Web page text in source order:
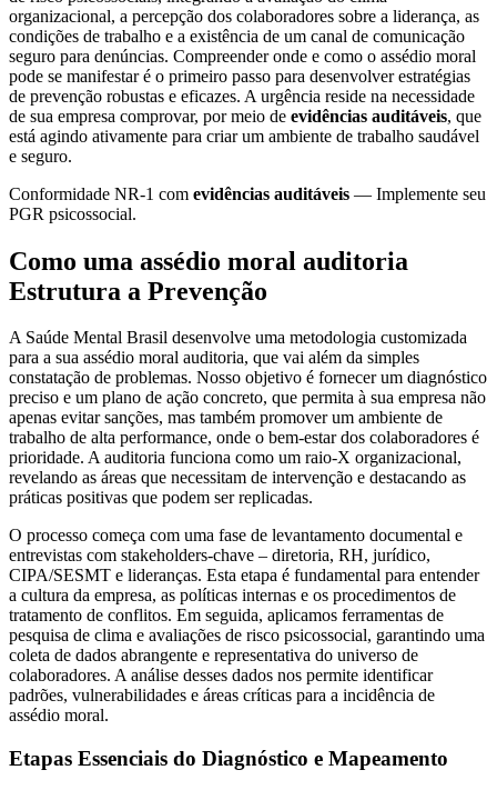
organizacional, a percepção dos colaboradores sobre a liderança, as
condições de trabalho e a existência de um canal de comunicação
seguro para denúncias. Compreender onde e como o assédio moral
pode se manifestar é o primeiro passo para desenvolver estratégias
de prevenção robustas e eficazes. A urgência reside na necessidade
de sua empresa comprovar, por meio de evidências auditáveis, que
está agindo ativamente para criar um ambiente de trabalho saudável
e seguro.
Conformidade NR-1 com evidências auditáveis — Implemente seu
PGR psicossocial.
Como uma assédio moral auditoria
Estrutura a Prevenção
A Saúde Mental Brasil desenvolve uma metodologia customizada
para a sua assédio moral auditoria, que vai além da simples
constatação de problemas. Nosso objetivo é fornecer um diagnóstico
preciso e um plano de ação concreto, que permita à sua empresa não
apenas evitar sanções, mas também promover um ambiente de
trabalho de alta performance, onde o bem-estar dos colaboradores é
prioridade. A auditoria funciona como um raio-X organizacional,
revelando as áreas que necessitam de intervenção e destacando as
práticas positivas que podem ser replicadas.
O processo começa com uma fase de levantamento documental e
entrevistas com stakeholders-chave – diretoria, RH, jurídico,
CIPA/SESMT e lideranças. Esta etapa é fundamental para entender
a cultura da empresa, as políticas internas e os procedimentos de
tratamento de conflitos. Em seguida, aplicamos ferramentas de
pesquisa de clima e avaliações de risco psicossocial, garantindo uma
coleta de dados abrangente e representativa do universo de
colaboradores. A análise desses dados nos permite identificar
padrões, vulnerabilidades e áreas críticas para a incidência de
assédio moral.
Etapas Essenciais do Diagnóstico e Mapeamento